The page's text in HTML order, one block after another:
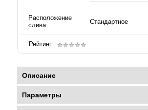
Расположение
слива:
Стандартное
Рейтинг:
Описание
Параметры